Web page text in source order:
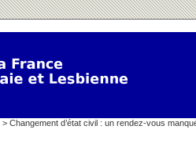
> Changement d’état civil : un rendez-vous